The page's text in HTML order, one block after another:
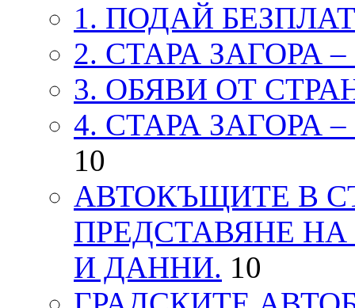
1. ПОДАЙ
2. СТАРА ЗАГОРА
3. ОБЯВИ ОТ
4. СТАРА ЗАГОРА
10
АВТОКЪЩИТЕ В
ПРЕДСТАВЯНЕ
И ДАННИ. 10